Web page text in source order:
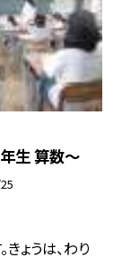
生 算数〜
ょうは、わり